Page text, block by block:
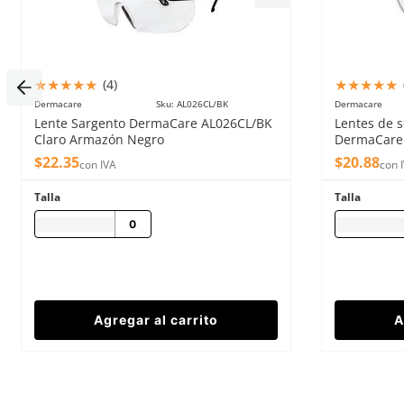
Enviar comentario
3 años atrás Roberto
Enviado 3 años atrás
Se ajusta bien al brazo, no se aguada
★★★★★
CALIDAD
Enviado 3 años atrás
BUENO
★★★★★ (4)
Dermacare Sku: AL026CL/BK
Lente Sargento DermaCare AL026CL/BK
Claro Armazón Negro
$22.35con IVA
Talla
Agregar al carrito
★★★★★
Dermacare
Lentes de
$20.88con
Talla